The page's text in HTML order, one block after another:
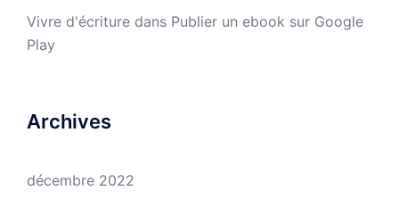
Vivre d'écriture dans Publier un ebook sur Google
Play
Archives
décembre 2022